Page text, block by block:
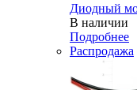
Диодный
В наличии
Подробнее
Распродажа